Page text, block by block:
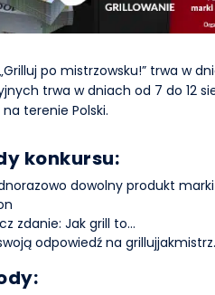
po mistrzowsku!” trwa w
trwa w dniach od 7 do 12
terenie Polski.
konkursu:
dowolny produkt
zdanie: Jak grill to…
odpowiedź na